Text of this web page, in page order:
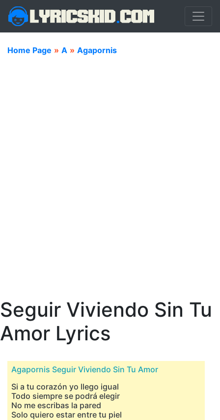
Home Page » A » Agapornis
Seguir Viviendo Sin Tu
Amor Lyrics
Agapornis Seguir Viviendo Sin Tu Amor
Si a tu corazón yo llego igual
Todo siempre se podrá elegir
No me escribas la pared
Solo quiero estar entre tu piel